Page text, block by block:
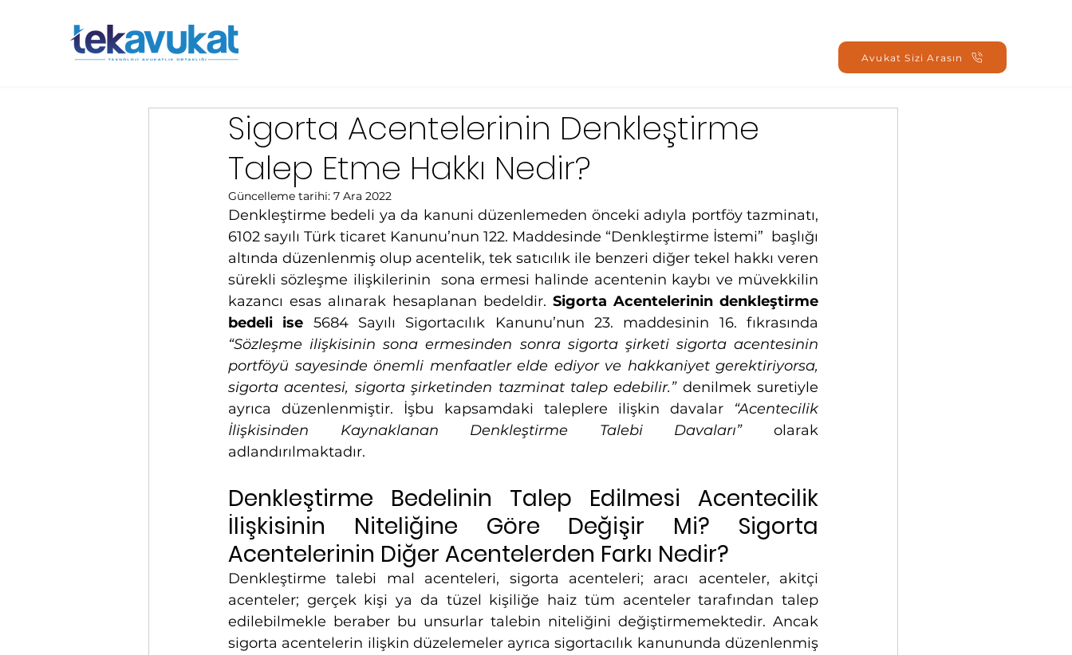
Avukat Sizi Arasın
Sigorta Acentelerinin Denkleştirme
Talep Etme Hakkı Nedir?
Güncelleme tarihi: 7 Ara 2022
Denkleştirme bedeli ya da kanuni düzenlemeden önceki adıyla portföy tazminatı,
6102 sayılı Türk ticaret Kanunu’nun 122. Maddesinde “Denkleştirme İstemi”  başlığı
altında düzenlenmiş olup acentelik, tek satıcılık ile benzeri diğer tekel hakkı veren
sürekli sözleşme ilişkilerinin  sona ermesi halinde acentenin kaybı ve müvekkilin
kazancı esas alınarak hesaplanan bedeldir. Sigorta Acentelerinin denkleştirme
bedeli ise
“Sözleşme ilişkisinin sona ermesinden sonra sigorta şirketi sigorta acentesinin
portföyü sayesinde önemli menfaatler elde ediyor ve hakkaniyet gerektiriyorsa,
sigorta acentesi, sigorta şirketinden tazminat talep edebilir.” denilmek suretiyle
ayrıca düzenlenmiştir. İşbu kapsamdaki taleplere ilişkin davalar “Acentecilik
İlişkisinden Kaynaklanan Denkleştirme Talebi Davaları” olarak
adlandırılmaktadır.
Denkleştirme Bedelinin Talep Edilmesi Acentecilik
İlişkisinin Niteliğine Göre Değişir Mi? Sigorta
Acentelerinin Diğer Acentelerden Farkı Nedir?
Denkleştirme talebi mal acenteleri, sigorta acenteleri; aracı acenteler, akitçi
acenteler; gerçek kişi ya da tüzel kişiliğe haiz tüm acenteler tarafından talep
edilebilmekle beraber bu unsurlar talebin niteliğini değiştirmemektedir. Ancak
sigorta acentelerin ilişkin düzelemeler ayrıca sigortacılık kanununda düzenlenmiş